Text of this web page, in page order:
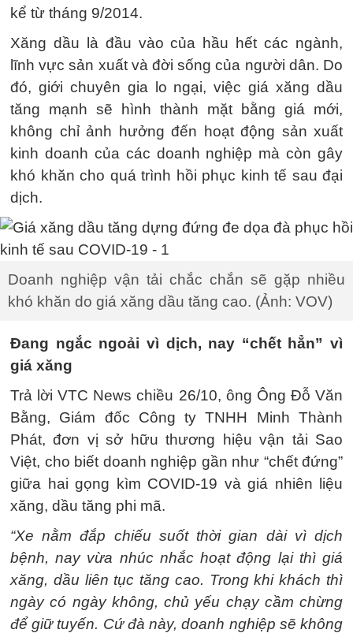
kể từ tháng 9/2014.
Xăng dầu là đầu vào của hầu hết các ngành,
lĩnh vực sản xuất và đời sống của người dân. Do
đó, giới chuyên gia lo ngại, việc giá xăng dầu
tăng mạnh sẽ hình thành mặt bằng giá mới,
không chỉ ảnh hưởng đến hoạt động sản xuất
kinh doanh của các doanh nghiệp mà còn gây
khó khăn cho quá trình hồi phục kinh tế sau đại
dịch.
Doanh nghiệp vận tải chắc chắn sẽ gặp nhiều
khó khăn do giá xăng dầu tăng cao. (Ảnh: VOV)
Đang ngắc ngoải vì dịch, nay “chết hẳn” vì
giá xăng
Trả lời VTC News chiều 26/10, ông Ông Đỗ Văn
Bằng, Giám đốc Công ty TNHH Minh Thành
Phát, đơn vị sở hữu thương hiệu vận tải Sao
Việt, cho biết doanh nghiệp gần như “chết đứng”
giữa hai gọng kìm COVID-19 và giá nhiên liệu
xăng, dầu tăng phi mã.
“Xe nằm đắp chiếu suốt thời gian dài vì dịch
bệnh, nay vừa nhúc nhắc hoạt động lại thì giá
xăng, dầu liên tục tăng cao. Trong khi khách thì
ngày có ngày không, chủ yếu chạy cầm chừng
để giữ tuyến. Cứ đà này, doanh nghiệp sẽ không